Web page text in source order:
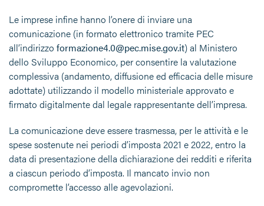
Le imprese infine hanno l’onere di inviare una
comunicazione (in formato elettronico tramite PEC
all’indirizzo formazione4.0@pec.mise.gov.it) al Ministero
dello Sviluppo Economico, per consentire la valutazione
complessiva (andamento, diffusione ed efficacia delle misure
adottate) utilizzando il modello ministeriale approvato e
firmato digitalmente dal legale rappresentante dell’impresa.
La comunicazione deve essere trasmessa, per le attività e le
spese sostenute nei periodi d’imposta 2021 e 2022, entro la
data di presentazione della dichiarazione dei redditi e riferita
a ciascun periodo d’imposta. Il mancato invio non
compromette l’accesso alle agevolazioni.